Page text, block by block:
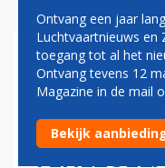
OOK
JAREN
Ontvang een jaar
Luchtvaartnieuws en
toegang tot al het
Ontvang tevens 12
Magazine in de mail
Bekijk